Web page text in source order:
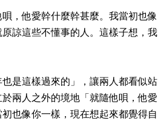
，他愛幹什麼幹甚麼。我當初也像
諒這些不懂事的人。這樣子想，我
是這樣過來的」，讓兩人都看似站
兩人之外的境地「就隨他唄，他愛
也像你一樣，現在想起來都覺得自